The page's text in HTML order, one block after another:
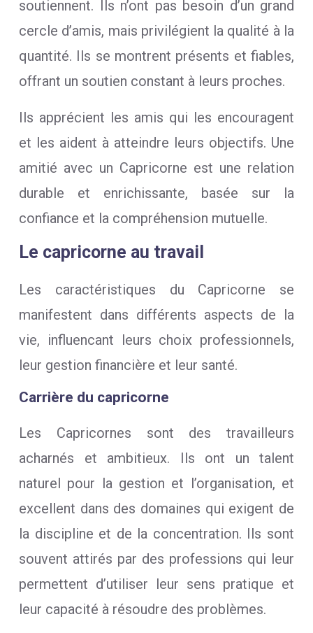
soutiennent. Ils n’ont pas besoin d’un grand
cercle d’amis, mais privilégient la qualité à la
quantité. Ils se montrent présents et fiables,
offrant un soutien constant à leurs proches.
Ils apprécient les amis qui les encouragent
et les aident à atteindre leurs objectifs. Une
amitié avec un Capricorne est une relation
durable et enrichissante, basée sur la
confiance et la compréhension mutuelle.
Le capricorne au travail
Les caractéristiques du Capricorne se
manifestent dans différents aspects de la
vie, influencant leurs choix professionnels,
leur gestion financière et leur santé.
Carrière du capricorne
Les Capricornes sont des travailleurs
acharnés et ambitieux. Ils ont un talent
naturel pour la gestion et l’organisation, et
excellent dans des domaines qui exigent de
la discipline et de la concentration. Ils sont
souvent attirés par des professions qui leur
permettent d’utiliser leur sens pratique et
leur capacité à résoudre des problèmes.